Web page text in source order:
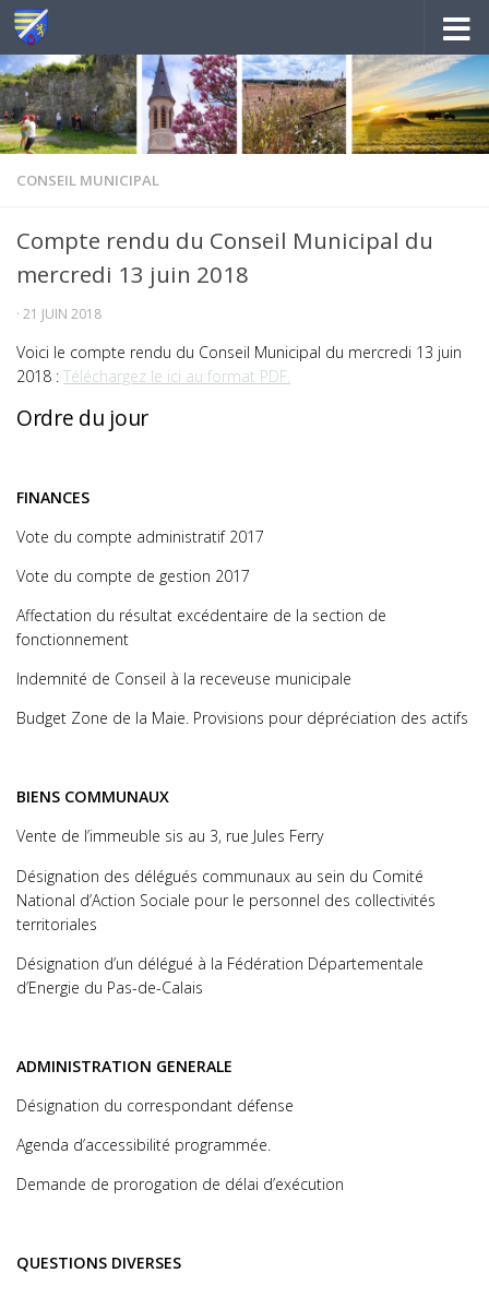
Au dessous du contenu
CONSEIL MUNICIPAL
Compte rendu du Conseil Municipal du
mercredi 13 juin 2018
· 21 JUIN 2018
Voici le compte rendu du Conseil Municipal du mercredi 13 juin
2018 : Téléchargez le ici au format PDF.
Ordre du jour
FINANCES
Vote du compte administratif 2017
Vote du compte de gestion 2017
Affectation du résultat excédentaire de la section de
fonctionnement
Indemnité de Conseil à la receveuse municipale
Budget Zone de la Maie. Provisions pour dépréciation des actifs
BIENS COMMUNAUX
Vente de l’immeuble sis au 3, rue Jules Ferry
Désignation des délégués communaux au sein du Comité
National d’Action Sociale pour le personnel des collectivités
territoriales
Désignation d’un délégué à la Fédération Départementale
d’Energie du Pas-de-Calais
ADMINISTRATION GENERALE
Désignation du correspondant défense
Agenda d’accessibilité programmée.
Demande de prorogation de délai d’exécution
QUESTIONS DIVERSES